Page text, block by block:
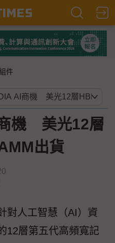
件
機 美光12層
出貨
對人工智慧（AI）資
12層第五代高頻寬記